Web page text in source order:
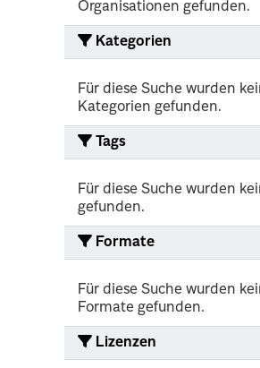
Organisationen gefunden.
Kategorien
Für diese Suche wurden
Kategorien gefunden.
Tags
Für diese Suche wurden
gefunden.
Formate
Für diese Suche wurden
Formate gefunden.
Lizenzen